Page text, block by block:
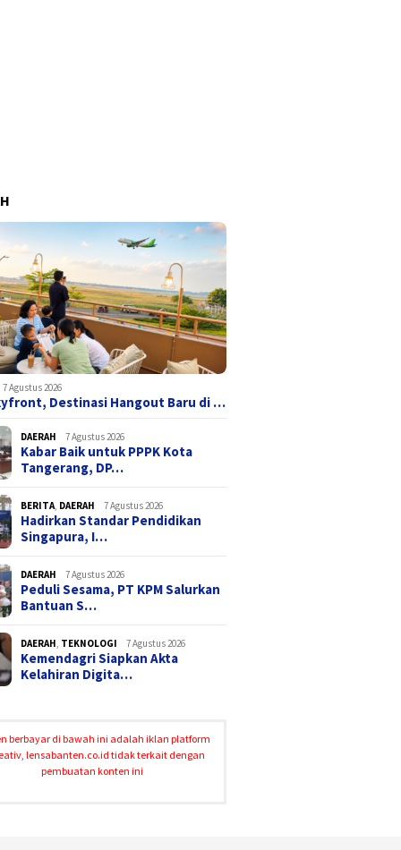
7 Agustus 2026
Destinasi Hangout Baru di …
DAERAH 7 Agustus 2026
Kabar Baik untuk PPPK Kota
Tangerang, DP…
BERITA, DAERAH 7 Agustus 2026
Hadirkan Standar Pendidikan
Singapura, I…
DAERAH 7 Agustus 2026
Peduli Sesama, PT KPM Salurkan
Bantuan S…
DAERAH, TEKNOLOGI 7 Agustus 2026
Kemendagri Siapkan Akta
Kelahiran Digita…
berbayar di bawah ini adalah iklan platform
lensabanten.co.id tidak terkait dengan
pembuatan konten ini